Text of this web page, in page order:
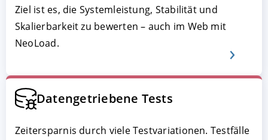
Ziel ist es, die Systemleistung, Stabilität und
Skalierbarkeit zu bewerten – auch im Web mit
NeoLoad.
Datengetriebene Tests
Zeitersparnis durch viele Testvariationen. Testfälle